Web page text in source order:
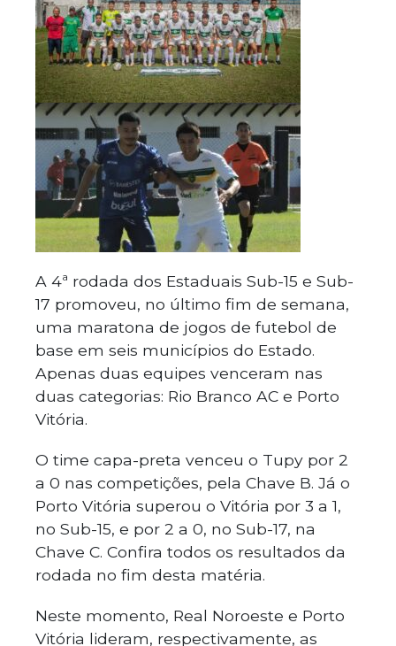
A 4ª rodada dos Estaduais Sub-15 e Sub-
17 promoveu, no último fim de semana,
uma maratona de jogos de futebol de
base em seis municípios do Estado.
Apenas duas equipes venceram nas
duas categorias: Rio Branco AC e Porto
Vitória.
O time capa-preta venceu o Tupy por 2
a 0 nas competições, pela Chave B. Já o
Porto Vitória superou o Vitória por 3 a 1,
no Sub-15, e por 2 a 0, no Sub-17, na
Chave C. Confira todos os resultados da
rodada no fim desta matéria.
Neste momento, Real Noroeste e Porto
Vitória lideram, respectivamente, as